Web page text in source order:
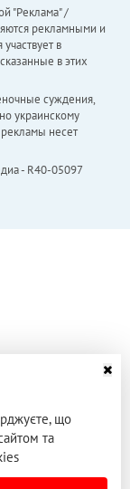
"Реклама" /
рекламными и
в
в этих
суждения,
украинскому
рекламы несет
- R40-05097
що
та